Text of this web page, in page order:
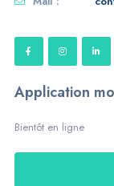
Application
Bientôt en ligne